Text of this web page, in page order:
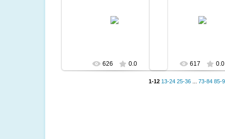
ЖЖТ
626 0.0
ЖЖТ
617 0.0
1-12 13-24 25-36 73-84 85-